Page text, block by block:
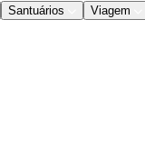
Santuários Viagem